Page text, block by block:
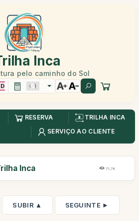
Inca
pelo caminho do Sol
RESERVA
TRILHA INCA
SERVIÇO AO CLIENTE
Inca 71,7K
SUBIR ▲ SEGUINTE ►